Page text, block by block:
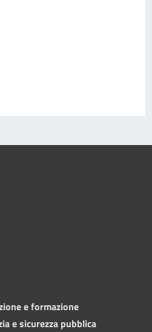
e formazione
e sicurezza pubblica